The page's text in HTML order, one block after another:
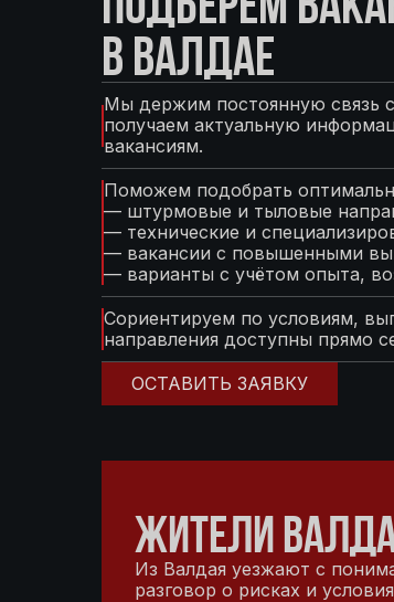
В ВАЛДАЕ
Мы держим постоянную связь
получаем актуальную
вакансиям.
Поможем подобрать
— штурмовые и тыловые
— технические и
— вакансии с повышенными
— варианты с учётом опыта,
Сориентируем по условиям,
направления доступны прямо
ОСТАВИТЬ ЗАЯВКУ
ЖИТЕЛИ
Из Валдая уезжают с
разговор о рисках и